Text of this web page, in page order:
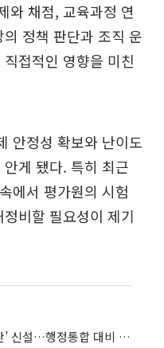
와 채점, 교육과정 연
정책 판단과 조직 운
접적인 영향을 미친
안정성 확보와 난이도
게 됐다. 특히 최근
에서 평가원의 시험
비할 필요성이 제기
교육부, ‘교육행정체제통합지원단’ 신설…행정통합 대비 컨트롤타워 구축